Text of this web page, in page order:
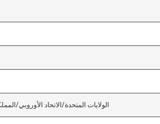
الولايات المتحدة/الاتحاد الأوروبي/